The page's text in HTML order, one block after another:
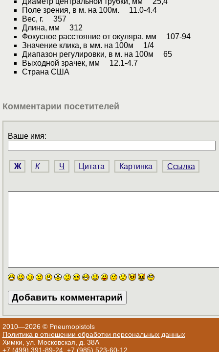
Поле зрения, в м. на 100м. 11.0-4.4
Вес, г. 357
Длина, мм 312
Фокусное расстояние от окуляра, мм 107-94
Значение клика, в мм. на 100м 1/4
Диапазон регулировки, в м. на 100м 65
Выходной зрачек, мм 12.1-4.7
Страна США
Комментарии посетителей
Ваше имя:
Ж К Ч Цитата Картинка Ссылка
2010—2026 © Pneumopistols
Политика в отношении обработки персональных данных
Химки, ул. Московская, д. 38А
+7 (499) 391-89-24, +7 (985) 523-60-12